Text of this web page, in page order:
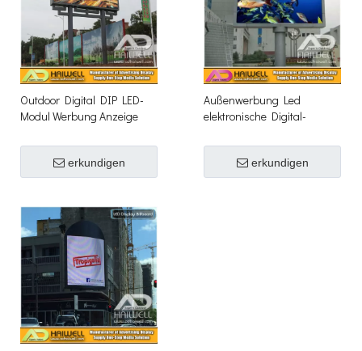
Outdoor Digital DIP LED-
Modul Werbung Anzeige
erkundigen
Außenwerbung Led
elektronische Digital-
erkundigen